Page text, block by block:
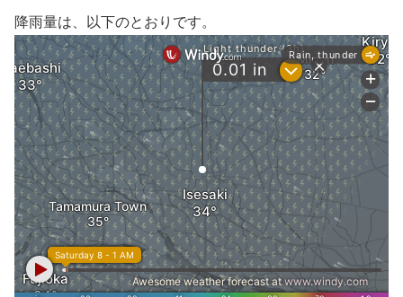
降雨量は、以下のとおりです。